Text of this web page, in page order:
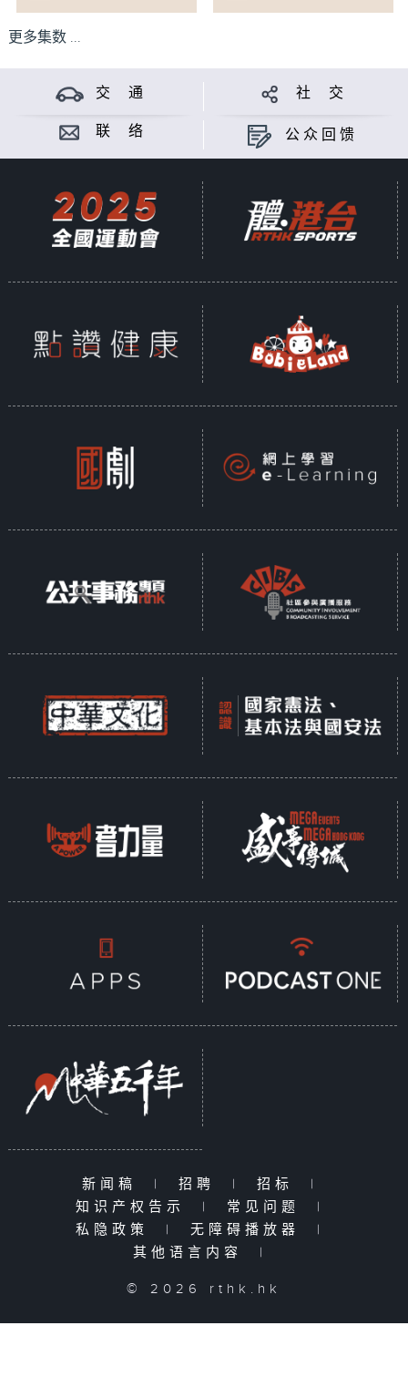
更多集数 ...
交 通 社 交
联 络 公众回馈
新闻稿 | 招聘 | 招标
|
知识产权告示
| 常见问题
|
私隐政策
| 无障碍播放器
|
其他语言内容
|
© 2026 rthk.hk